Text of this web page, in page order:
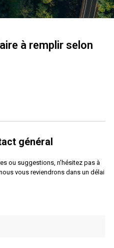
à remplir selon
général
ou suggestions, n'hésitez pas à
vous reviendrons dans un délai